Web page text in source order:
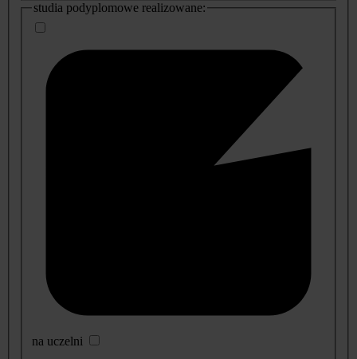
studia podyplomowe realizowane:
na uczelni